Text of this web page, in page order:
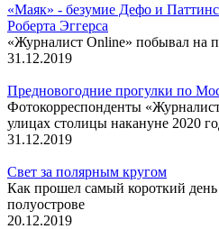
«Маяк» - безумие Дефо и
Роберта Эггерса
«Журналист Online» побывал на
31.12.2019
Предновогодние прогулки по
Фотокорреспонденты
улицах столицы накануне 2020
31.12.2019
Свет за полярным кругом
Как прошел самый короткий
полуострове
20.12.2019